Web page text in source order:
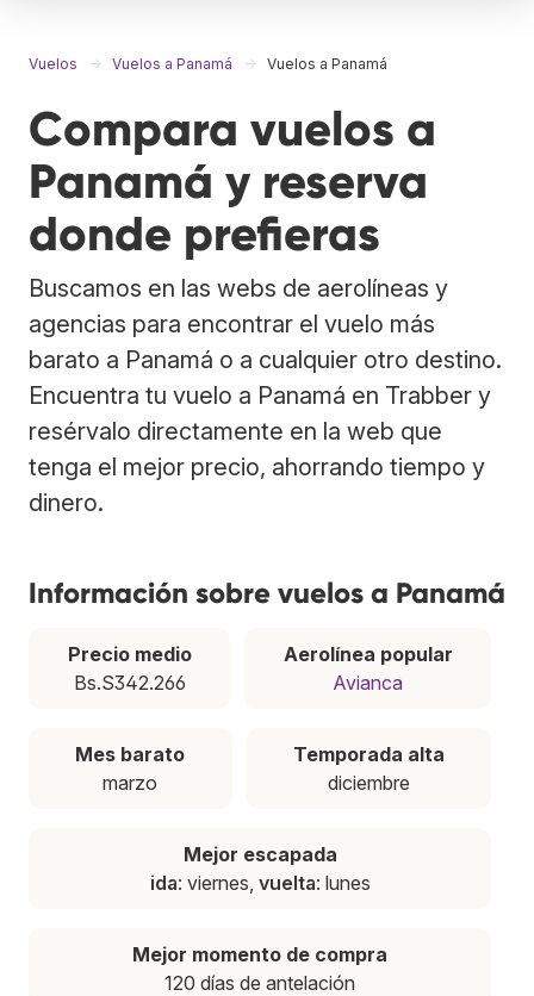
Vuelos Vuelos a Panamá Vuelos a Panamá
Compara vuelos a
Panamá y reserva
donde prefieras
Buscamos en las webs de aerolíneas y
agencias para encontrar el vuelo más
barato a Panamá o a cualquier otro destino.
Encuentra tu vuelo a Panamá en Trabber y
resérvalo directamente en la web que
tenga el mejor precio, ahorrando tiempo y
dinero.
Información sobre vuelos a Panamá
Precio medio
Bs.S342.266
Aerolínea popular
Avianca
Mes barato
marzo
Temporada alta
diciembre
Mejor escapada
ida: viernes, vuelta: lunes
Mejor momento de compra
120 días de antelación